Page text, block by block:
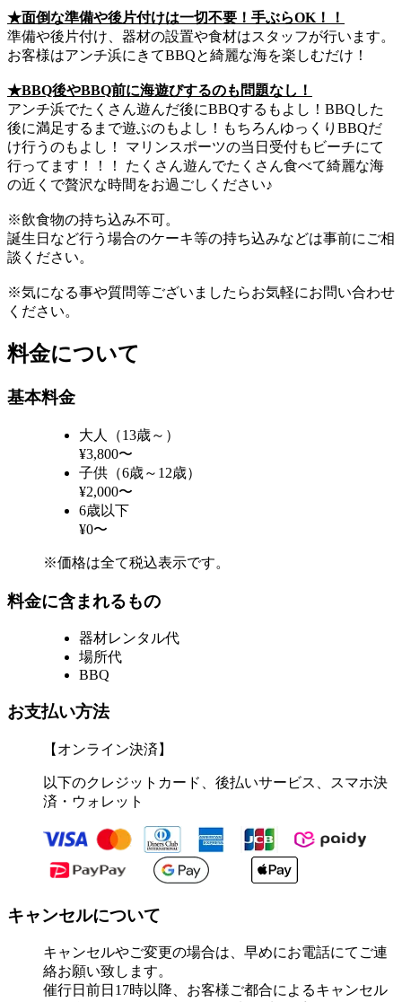
★面倒な準備や後片付けは一切不要！手ぶらOK！！
準備や後片付け、器材の設置や食材はスタッフが行います。
お客様はアンチ浜にきてBBQと綺麗な海を楽しむだけ！
★BBQ後やBBQ前に海遊びするのも問題なし！
アンチ浜でたくさん遊んだ後にBBQするもよし！BBQした
後に満足するまで遊ぶのもよし！もちろんゆっくりBBQだ
け行うのもよし！ マリンスポーツの当日受付もビーチにて
行ってます！！！ たくさん遊んでたくさん食べて綺麗な海
の近くで贅沢な時間をお過ごしください♪
※飲食物の持ち込み不可。
誕生日など行う場合のケーキ等の持ち込みなどは事前にご相
談ください。
※気になる事や質問等ございましたらお気軽にお問い合わせ
ください。
料金について
基本料金
大人（13歳～）
¥3,800〜
子供（6歳～12歳）
¥2,000〜
6歳以下
¥0〜
※価格は全て税込表示です。
料金に含まれるもの
器材レンタル代
場所代
BBQ
お支払い方法
【オンライン決済】
以下のクレジットカード、後払いサービス、スマホ決
済・ウォレット
キャンセルについて
キャンセルやご変更の場合は、早めにお電話にてご連
絡お願い致します。
催行日前日17時以降、お客様ご都合によるキャンセル